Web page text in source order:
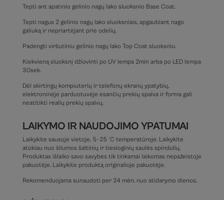
Tepti ant apatinio gelinio nagų lako sluoksnio Base Coat.
Tepti nagus 2 gelinio nagų lako sluoksniais, apgaubiant nago
galiuką ir nepriartėjant prie odelių.
Padengti viršutiniu gelinio nagų lako Top Coat sluoksniu.
Kiekvieną sluoksnį džiovinti po UV lempa 2min arba po LED lempa
30sek.
Dėl skirtingų kompiuterių ir telefonų ekranų ypatybių,
elektroninėje parduotuvėje esančių prekių spalva ir forma gali
neatitikti realių prekių spalvų.
LAIKYMO IR NAUDOJIMO YPATUMAI
Laikykite sausoje vietoje, 5–25 °C temperatūroje. Laikykite
atokiau nuo šilumos šaltinių ir tiesioginių saulės spindulių.
Produktas išlaiko savo savybes tik tinkamai laikomas nepažeistoje
pakuotėje. Laikykite produktą originalioje pakuotėje.
Rekomenduojama sunaudoti per 24 mėn. nuo atidarymo dienos.